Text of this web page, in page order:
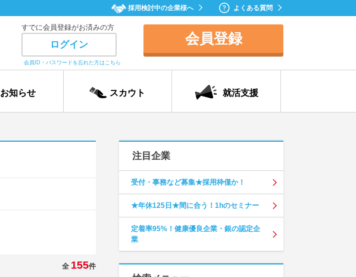
採用検討中の企業様へ よくある質問
すでに会員登録がお済みの方
ログイン
会員ID・パスワードを忘れた方はこちら
会員登録
お知らせ スカウト 就活支援
全 155件
注目企業
受付・事務など募集★採用枠僅か！
★年休125日★間に合う！1hのセミナー
定着率95%！健康優良企業・銀の認定企
業